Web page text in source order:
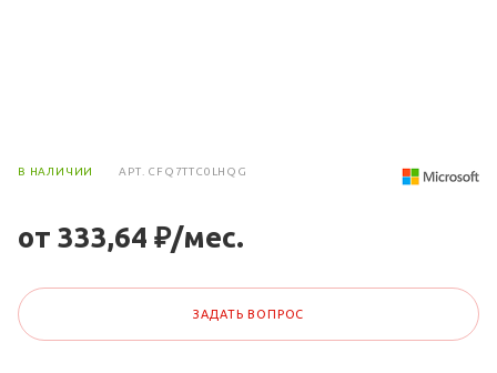
В НАЛИЧИИ АРТ. CFQ7TTC0LHQG
от 333,64 ₽/мес.
ЗАДАТЬ ВОПРОС